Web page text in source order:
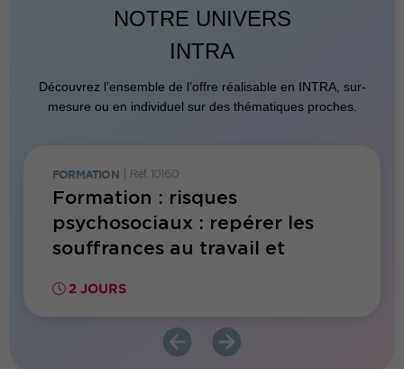
NOTRE UNIVERS
INTRA
Découvrez l’ensemble de l’offre réalisable en INTRA, sur-
mesure ou en individuel sur des thématiques proches.
FORMATION Réf. 10160
Formation : risques
psychosociaux : repérer les
souffrances au travail et
fragilisés
2 JOURS